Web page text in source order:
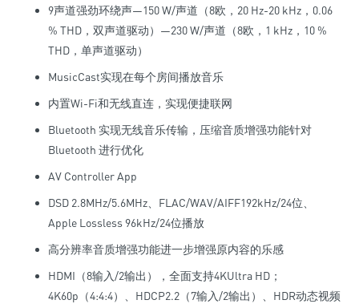
9声道强劲环绕声—150 W/声道（8欧，20 Hz-20 kHz，0.06
% THD，双声道驱动）—230 W/声道（8欧，1 kHz，10 %
THD，单声道驱动）
MusicCast实现在每个房间播放音乐
内置Wi-Fi和无线直连，实现便捷联网
Bluetooth 实现无线音乐传输，压缩音质增强功能针对
Bluetooth 进行优化
AV Controller App
DSD 2.8MHz/5.6MHz、FLAC/WAV/AIFF192kHz/24位、
Apple Lossless 96kHz/24位播放
高分辨率音质增强功能进一步增强原内容的乐感
HDMI（8输入/2输出），全面支持4KUltra HD；
4K60p（4:4:4）、HDCP2.2（7输入/2输出）、HDR动态视频